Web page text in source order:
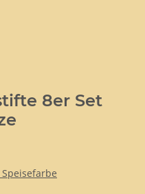
8er Set